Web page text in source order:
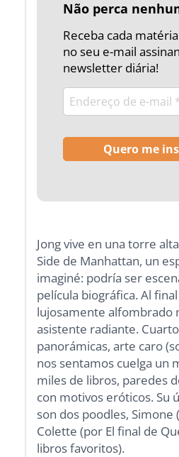
Não perca
Receba cada
no seu e-mail
newsletter diária!
Jong vive en una torre
Side de Manhattan, un
imaginé: podría ser
película biográfica. Al
lujosamente alfombrado
asistente radiante.
panorámicas, arte caro
nos sentamos cuelga un
miles de libros, paredes
con motivos eróticos. Su
son dos poodles, Simone
Colette (por El final de
libros favoritos).